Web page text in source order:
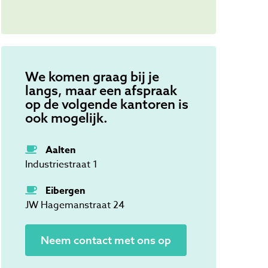
We komen graag bij je
langs, maar een afspraak
op de volgende kantoren is
ook mogelijk.
Aalten
Industriestraat 1
Eibergen
JW Hagemanstraat 24
Neem contact met ons op